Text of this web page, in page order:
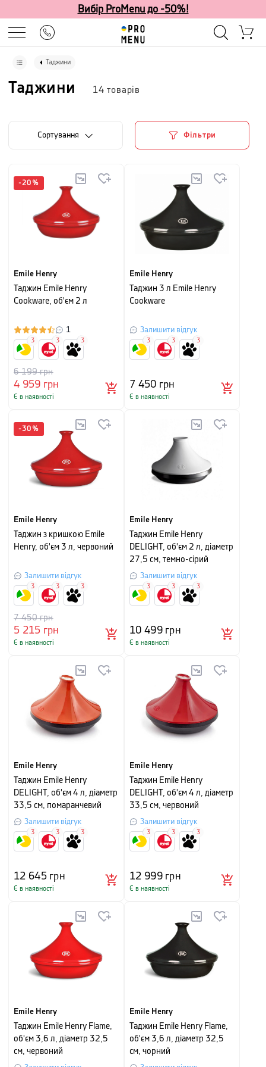
Вибір ProMenu до -50%!
Таджини
Таджини 14 товарів
Сортування Фільтри
-20 %
Emile Henry
Таджин Emile Henry
Cookware, об'єм 2 л
1
4 959 грн
6 199грн
Є в наявності
3 3 3
Emile Henry
Таджин 3 л Emile Henry
Cookware
Залишити відгук
7 450 грн
Є в наявності
3 3 3
-30 %
Emile Henry
Таджин з кришкою Emile
Henry, об'єм 3 л, червоний
Залишити відгук
5 215 грн
7 450грн
Є в наявності
3 3 3
Emile Henry
Таджин Emile Henry
DELIGHT, об'єм 2 л, діаметр
27,5 см, темно-сірий
Залишити відгук
10 499грн
Є в наявності
3 3 3
Emile Henry
Таджин Emile Henry
DELIGHT, об'єм 4 л, діаметр
33,5 см, помаранчевий
Залишити відгук
12 645грн
Є в наявності
3 3 3
Emile Henry
Таджин Emile Henry
DELIGHT, об'єм 4 л, діаметр
33,5 см, червоний
Залишити відгук
12 999грн
Є в наявності
3 3 3
Emile Henry
Таджин Emile Henry Flame,
об'єм 3,6 л, діаметр 32,5
см, червоний
Emile Henry
Таджин Emile Henry Flame,
об'єм 3,6 л, діаметр 32,5
см, чорний